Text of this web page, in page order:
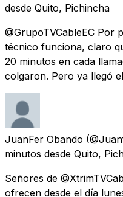
desde Quito, Pichincha
@GrupoTVCableEC Por
técnico funciona, claro
20 minutos en cada
colgaron. Pero ya llegó
JuanFer Obando
minutos desde Quito,
Señores de
ofrecen desde el día